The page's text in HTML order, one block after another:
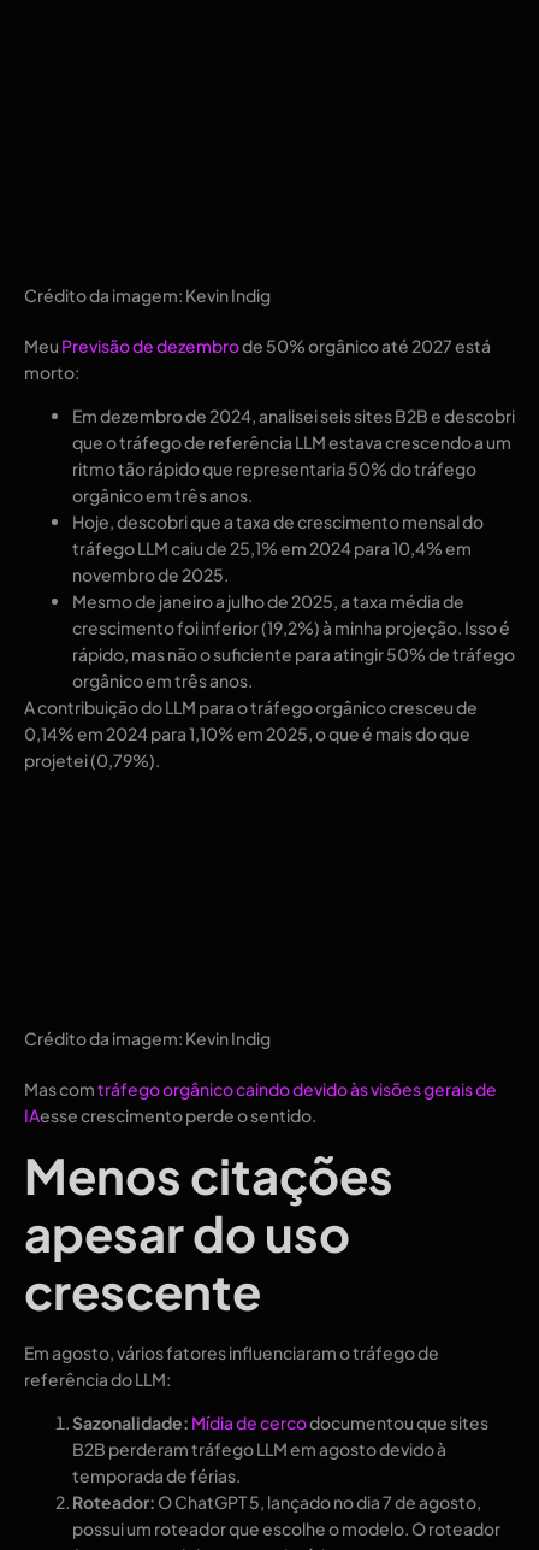
Crédito da imagem: Kevin Indig
Meu Previsão de dezembrode 50% orgânico até 2027 está
morto:
Em dezembro de 2024, analisei seis sites B2B e descobri
que o tráfego de referência LLM estava crescendo a um
ritmo tão rápido que representaria 50% do tráfego
orgânico em três anos.
Hoje, descobri que a taxa de crescimento mensal do
tráfego LLM caiu de 25,1% em 2024 para 10,4% em
novembro de 2025.
Mesmo de janeiro a julho de 2025, a taxa média de
crescimento foi inferior (19,2%) à minha projeção. Isso é
rápido, mas não o suficiente para atingir 50% de tráfego
orgânico em três anos.
A contribuição do LLM para o tráfego orgânico cresceu de
0,14% em 2024 para 1,10% em 2025, o que é mais do que
projetei (0,79%).
Crédito da imagem: Kevin Indig
Mas comtráfego orgânico caindo devido às visões gerais de
IAesse crescimento perde o sentido.
Menos citações
apesar do uso
crescente
Em agosto, vários fatores influenciaram o tráfego de
referência do LLM:
Sazonalidade: Mídia de cercodocumentou que sites
B2B perderam tráfego LLM em agosto devido à
temporada de férias.
Roteador: O ChatGPT 5, lançado no dia 7 de agosto,
possui um roteador que escolhe o modelo. O roteador